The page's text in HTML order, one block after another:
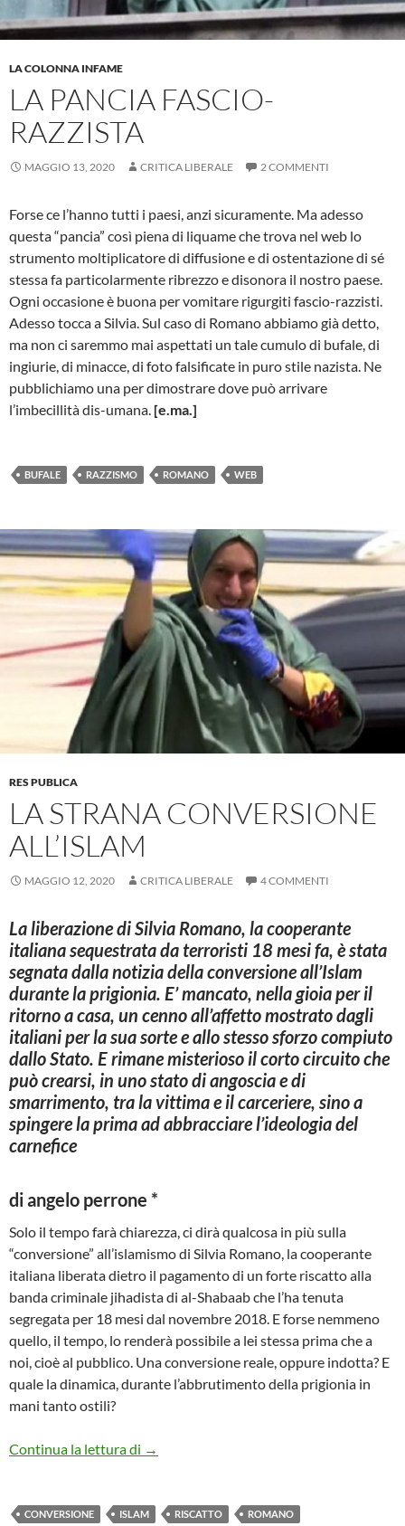
LA COLONNA INFAME
LA PANCIA FASCIO-
RAZZISTA
MAGGIO 13, 2020 CRITICA LIBERALE 2 COMMENTI
Forse ce l’hanno tutti i paesi, anzi sicuramente. Ma adesso
questa “pancia” così piena di liquame che trova nel web lo
strumento moltiplicatore di diffusione e di ostentazione di sé
stessa fa particolarmente ribrezzo e disonora il nostro paese.
Ogni occasione è buona per vomitare rigurgiti fascio-razzisti.
Adesso tocca a Silvia. Sul caso di Romano abbiamo già detto,
ma non ci saremmo mai aspettati un tale cumulo di bufale, di
ingiurie, di minacce, di foto falsificate in puro stile nazista. Ne
pubblichiamo una per dimostrare dove può arrivare
l’imbecillità dis-umana. [e.ma.]
BUFALE RAZZISMO ROMANO WEB
RES PUBLICA
LA STRANA CONVERSIONE
ALL’ISLAM
MAGGIO 12, 2020 CRITICA LIBERALE 4 COMMENTI
La liberazione di Silvia Romano, la cooperante
italiana sequestrata da terroristi 18 mesi fa, è stata
segnata dalla notizia della conversione all’Islam
durante la prigionia. E’ mancato, nella gioia per il
ritorno a casa, un cenno all’affetto mostrato dagli
italiani per la sua sorte e allo stesso sforzo compiuto
dallo Stato. E rimane misterioso il corto circuito che
può crearsi, in uno stato di angoscia e di
smarrimento, tra la vittima e il carceriere, sino a
spingere la prima ad abbracciare l’ideologia del
carnefice
diangelo perrone *
Solo il tempo farà chiarezza, ci dirà qualcosa in più sulla
“conversione” all’islamismo di Silvia Romano, la cooperante
italiana liberata dietro il pagamento di un forte riscatto alla
banda criminale jihadista di al-Shabaab che l’ha tenuta
segregata per 18 mesi dal novembre 2018. E forse nemmeno
quello, il tempo, lo renderà possibile a lei stessa prima che a
noi, cioè al pubblico. Una conversione reale, oppure indotta? E
quale la dinamica, durante l’abbrutimento della prigionia in
mani tanto ostili?
Continua la lettura di LA STRANA CONVERSIONE ALL’ISLAM
→
CONVERSIONE ISLAM RISCATTO ROMANO